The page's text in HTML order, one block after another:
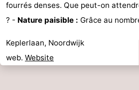
fourrés denses. Que peut-on
? - Nature paisible : Grâce au
Keplerlaan, Noordwijk
web. Website